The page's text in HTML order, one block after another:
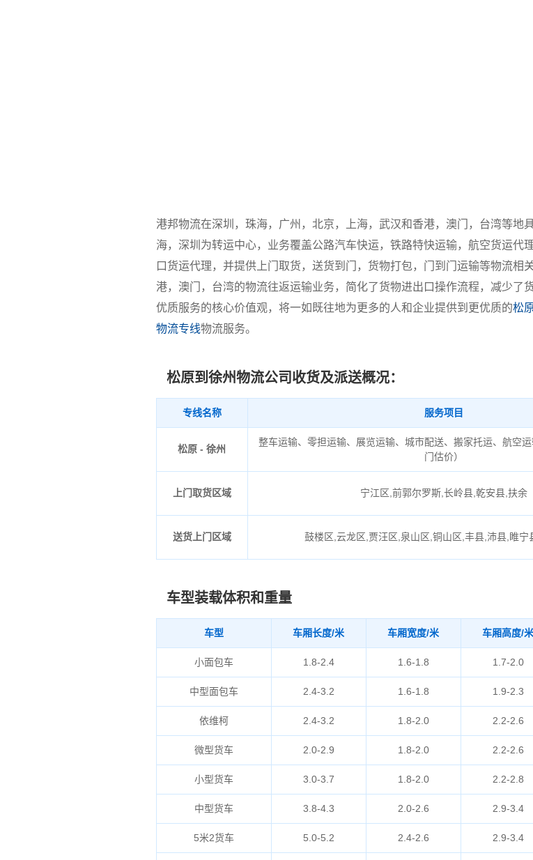
港邦物流在深圳，珠海，广州，北京，上海，武汉和香港，澳门，台湾等地
海，深圳为转运中心，业务覆盖公路汽车快运，铁路特快运输，航空货运代
口货运代理，并提供上门取货，送货到门，货物打包，门到门运输等物流相
港，澳门，台湾的物流往返运输业务，简化了货物进出口操作流程，减少了
优质服务的核心价值观，将一如既往地为更多的人和企业提供到更优质的松
物流专线物流服务。
松原到徐州物流公司收货及派送概况：
专线名称 服务项目
松原 - 徐州
整车运输、零担运输、展览运输、城市配送、搬家托运、航空
门估价）
上门取货区域 宁江区,前郭尔罗斯,长岭县,乾安县,扶余
送货上门区域 鼓楼区,云龙区,贾汪区,泉山区,铜山区,丰县,沛县,睢宁
车型装载体积和重量
车型 车厢长度/米 车厢宽度/米 车厢高度/米
小面包车 1.8-2.4 1.6-1.8 1.7-2.0
中型面包车 2.4-3.2 1.6-1.8 1.9-2.3
依维柯 2.4-3.2 1.8-2.0 2.2-2.6
微型货车 2.0-2.9 1.8-2.0 2.2-2.6
小型货车 3.0-3.7 1.8-2.0 2.2-2.8
中型货车 3.8-4.3 2.0-2.6 2.9-3.4
5米2货车 5.0-5.2 2.4-2.6 2.9-3.4